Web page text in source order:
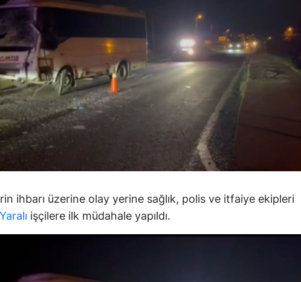
İzmir
Kars
Kastamonu
Kayseri
Kırşehir
Kocaeli
Konya
ihbarı üzerine olay yerine sağlık, polis ve itfaiye ekipleri
Yaralı işçilere ilk müdahale yapıldı.